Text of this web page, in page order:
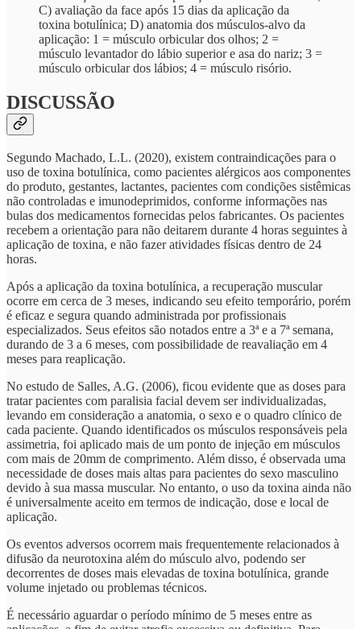
C) avaliação da face após 15 dias da aplicação da
toxina botulínica; D) anatomia dos músculos-alvo da
aplicação: 1 = músculo orbicular dos olhos; 2 =
músculo levantador do lábio superior e asa do nariz; 3 =
músculo orbicular dos lábios; 4 = músculo risório.
DISCUSSÃO
Segundo Machado, L.L. (2020), existem contraindicações para o
uso de toxina botulínica, como pacientes alérgicos aos componentes
do produto, gestantes, lactantes, pacientes com condições sistêmicas
não controladas e imunodeprimidos, conforme informações nas
bulas dos medicamentos fornecidas pelos fabricantes. Os pacientes
recebem a orientação para não deitarem durante 4 horas seguintes à
aplicação de toxina, e não fazer atividades físicas dentro de 24
horas.
Após a aplicação da toxina botulínica, a recuperação muscular
ocorre em cerca de 3 meses, indicando seu efeito temporário, porém
é eficaz e segura quando administrada por profissionais
especializados. Seus efeitos são notados entre a 3ª e a 7ª semana,
durando de 3 a 6 meses, com possibilidade de reavaliação em 4
meses para reaplicação.
No estudo de Salles, A.G. (2006), ficou evidente que as doses para
tratar pacientes com paralisia facial devem ser individualizadas,
levando em consideração a anatomia, o sexo e o quadro clínico de
cada paciente. Quando identificados os músculos responsáveis pela
assimetria, foi aplicado mais de um ponto de injeção em músculos
com mais de 20mm de comprimento. Além disso, é observada uma
necessidade de doses mais altas para pacientes do sexo masculino
devido à sua massa muscular. No entanto, o uso da toxina ainda não
é universalmente aceito em termos de indicação, dose e local de
aplicação.
Os eventos adversos ocorrem mais frequentemente relacionados à
difusão da neurotoxina além do músculo alvo, podendo ser
decorrentes de doses mais elevadas de toxina botulínica, grande
volume injetado ou problemas técnicos.
É necessário aguardar o período mínimo de 5 meses entre as